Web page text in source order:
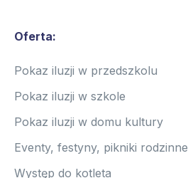
Oferta:
Pokaz iluzji w przedszkolu
Pokaz iluzji w szkole
Pokaz iluzji w domu kultury
Eventy, festyny, pikniki rodzinne
Występ do kotleta